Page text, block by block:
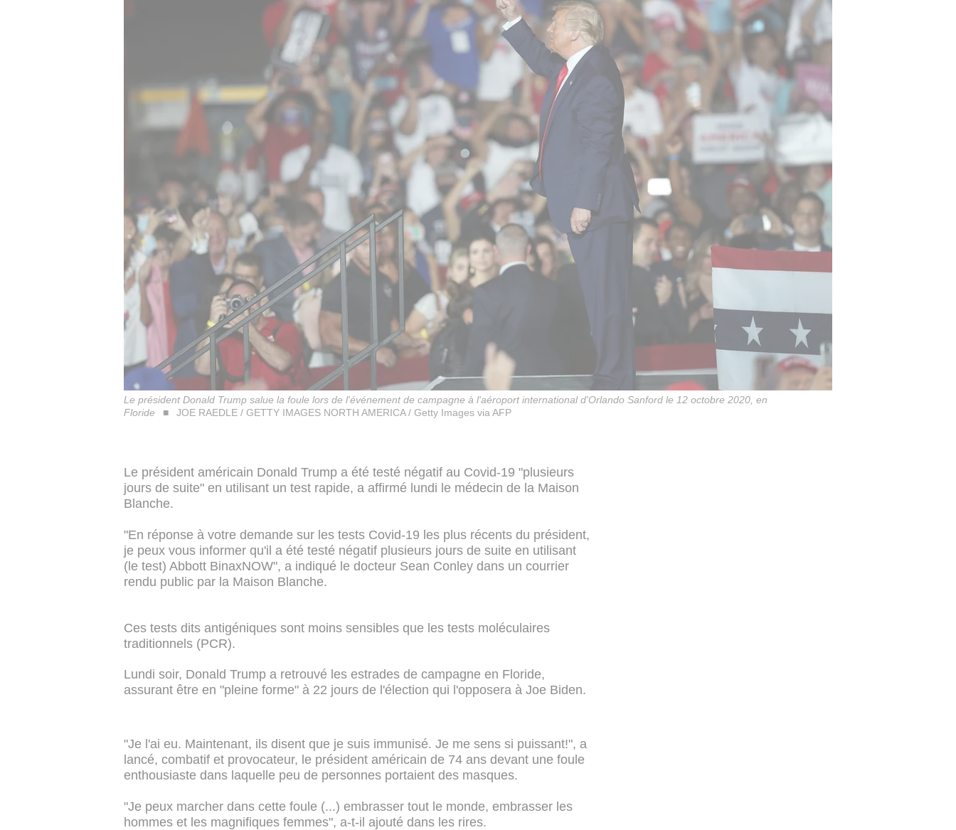
Le président Donald Trump salue la foule lors de l'événement de campagne à l'aéroport international d'Orlando Sanford le 12 octobre 2020, en
Floride
JOE RAEDLE / GETTY IMAGES NORTH AMERICA / Getty Images via AFP
Le président américain Donald Trump a été testé négatif au Covid-19 "plusieurs
jours de suite" en utilisant un test rapide, a affirmé lundi le médecin de la Maison
Blanche.
"En réponse à votre demande sur les tests Covid-19 les plus récents du président,
je peux vous informer qu'il a été testé négatif plusieurs jours de suite en utilisant
(le test) Abbott BinaxNOW", a indiqué le docteur Sean Conley dans un courrier
rendu public par la Maison Blanche.
Ces tests dits antigéniques sont moins sensibles que les tests moléculaires
traditionnels (PCR).
Lundi soir, Donald Trump a retrouvé les estrades de campagne en Floride,
assurant être en "pleine forme" à 22 jours de l'élection qui l'opposera à Joe Biden.
"Je l'ai eu. Maintenant, ils disent que je suis immunisé. Je me sens si puissant!", a
lancé, combatif et provocateur, le président américain de 74 ans devant une foule
enthousiaste dans laquelle peu de personnes portaient des masques.
"Je peux marcher dans cette foule (...) embrasser tout le monde, embrasser les
hommes et les magnifiques femmes", a-t-il ajouté dans les rires.